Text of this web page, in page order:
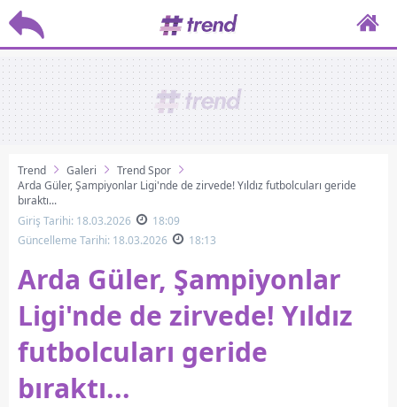
Trend Galeri
Trend Spor
Arda Güler, Şampiyonlar Ligi'nde de zirvede! Yıldız futbolcuları geride
bıraktı...
Giriş Tarihi: 18.03.2026
18:09
Güncelleme Tarihi: 18.03.2026
18:13
Arda Güler, Şampiyonlar
Ligi'nde de zirvede! Yıldız
futbolcuları geride
bıraktı...